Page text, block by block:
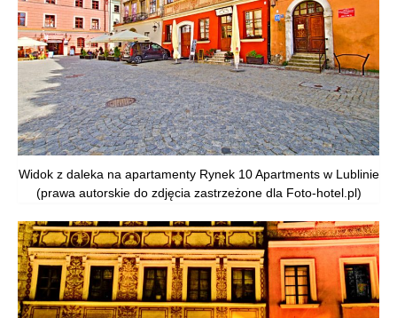
Widok z daleka na apartamenty Rynek 10 Apartments w Lublinie
(prawa autorskie do zdjęcia zastrzeżone dla Foto-hotel.pl)